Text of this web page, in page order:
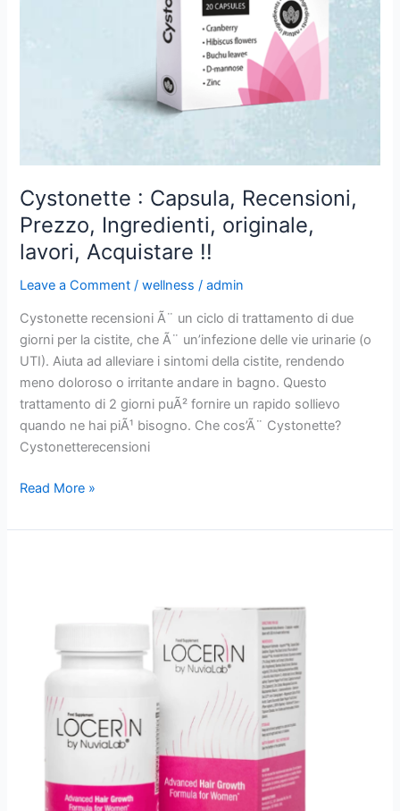
Cystonette : Capsula, Recensioni,
Prezzo, Ingredienti, originale,
lavori, Acquistare !!
Leave a Comment /wellness /admin
Cystonette recensioni Ã¨ un ciclo di trattamento di due
giorni per la cistite, che Ã¨ un’infezione delle vie urinarie (o
UTI). Aiuta ad alleviare i sintomi della cistite, rendendo
meno doloroso o irritante andare in bagno. Questo
trattamento di 2 giorni puÃ² fornire un rapido sollievo
quando ne hai piÃ¹ bisogno. Che cos’Ã¨ Cystonette?
Cystonetterecensioni
Cystonette
Capsula,
Acquistare
Read More »